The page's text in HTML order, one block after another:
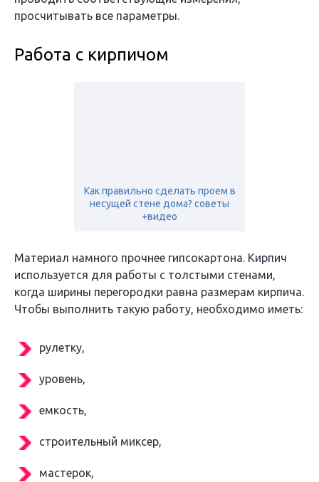
просчитывать все параметры.
Работа с кирпичом
Как правильно сделать проем в
несущей стене дома? советы
+видео
Материал намного прочнее гипсокартона. Кирпич
используется для работы с толстыми стенами,
когда ширины перегородки равна размерам кирпича.
Чтобы выполнить такую работу, необходимо иметь:
рулетку,
уровень,
емкость,
строительный миксер,
мастерок,